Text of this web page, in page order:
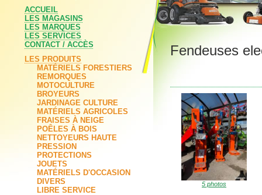
ACCUEIL
LES MAGASINS
LES MARQUES
LES SERVICES
CONTACT / ACCÈS
LES PRODUITS
MATÉRIELS FORESTIERS
REMORQUES
MOTOCULTURE
BROYEURS
JARDINAGE CULTURE
MATÉRIELS AGRICOLES
FRAISES À NEIGE
POÊLES À BOIS
NETTOYEURS HAUTE
PRESSION
PROTECTIONS
JOUETS
MATÉRIELS D'OCCASION
DIVERS
LIBRE SERVICE
Fendeuses
5 photos